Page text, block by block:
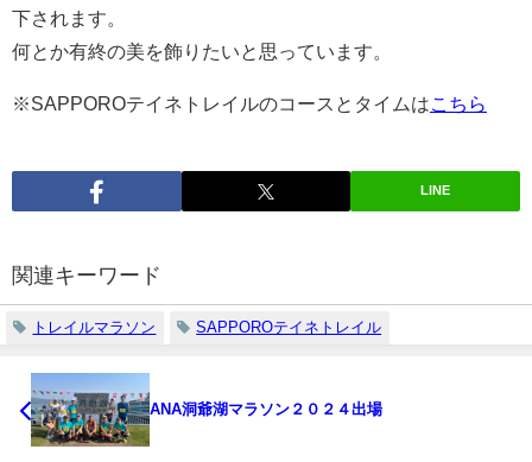
下されます。
何とか有終の美を飾りたいと思っています。
※SAPPOROテイネトレイルのコースとタイムはこちら
LINE
関連キーワード
トレイルマラソン SAPPOROテイネトレイル
ANA洞爺湖マラソン２０２４出場